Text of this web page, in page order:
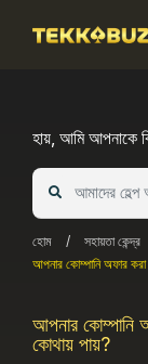
হায়, আমি আপনাকে
হোম / সহায়তা কেন্দ্র
আপনার কোম্পানি অফার করা
আপনার কোম্পানি
কোথায় পায়?